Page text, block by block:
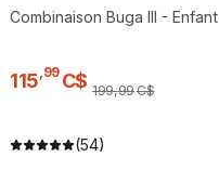
Combinaison Buga III - Enfant
115,99 C$ 199,99C$
(54)